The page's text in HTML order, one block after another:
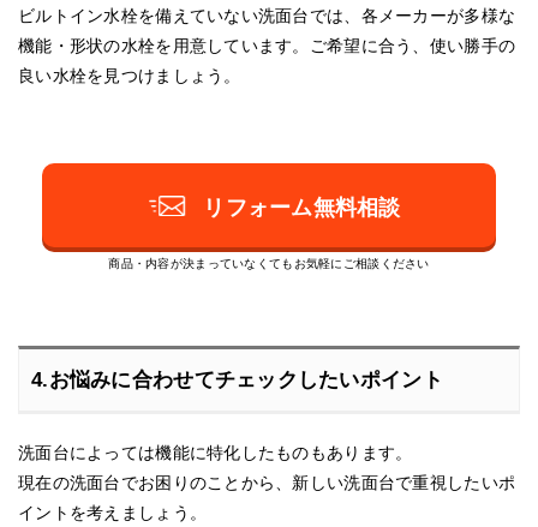
ビルトイン水栓を備えていない洗面台では、各メーカーが多様な
機能・形状の水栓を用意しています。ご希望に合う、使い勝手の
良い水栓を見つけましょう。
リフォーム無料相談
商品・内容が決まっていなくてもお気軽にご相談ください
4.お悩みに合わせてチェックしたいポイント
洗面台によっては機能に特化したものもあります。
現在の洗面台でお困りのことから、新しい洗面台で重視したいポ
イントを考えましょう。